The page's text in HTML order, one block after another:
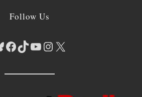
Follow Us